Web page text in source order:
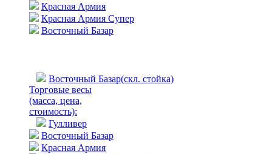
Красная Армия
Красная Армия Супер
Восточный Базар
Восточный Базар(скл. стойка)
Торговые весы
(масса, цена,
стоимость):
Гулливер
Восточный Базар
Красная Армия